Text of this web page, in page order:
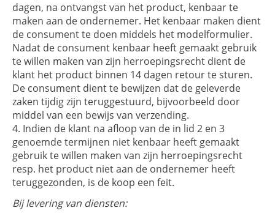
dagen, na ontvangst van het product, kenbaar te
maken aan de ondernemer. Het kenbaar maken dient
de consument te doen middels het modelformulier.
Nadat de consument kenbaar heeft gemaakt gebruik
te willen maken van zijn herroepingsrecht dient de
klant het product binnen 14 dagen retour te sturen.
De consument dient te bewijzen dat de geleverde
zaken tijdig zijn teruggestuurd, bijvoorbeeld door
middel van een bewijs van verzending.
Indien de klant na afloop van de in lid 2 en 3
genoemde termijnen niet kenbaar heeft gemaakt
gebruik te willen maken van zijn herroepingsrecht
resp. het product niet aan de ondernemer heeft
teruggezonden, is de koop een feit.
Bij levering van diensten: